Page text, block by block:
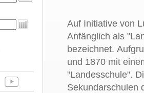
Auf Initiative von
Anfänglich als
bezeichnet.
und 1870 mit
"Landesschule".
Sekundarschulen